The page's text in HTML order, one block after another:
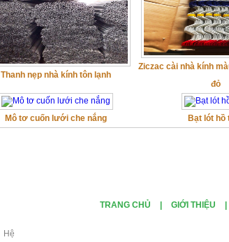
Thanh nẹp nhà kính tôn lạnh
Ziczac cài nhà kính
đỏ
Mô tơ cuốn lưới che nắng Bạt lót hồ
TRANG CHỦ GIỚI THIỆU
Hệ